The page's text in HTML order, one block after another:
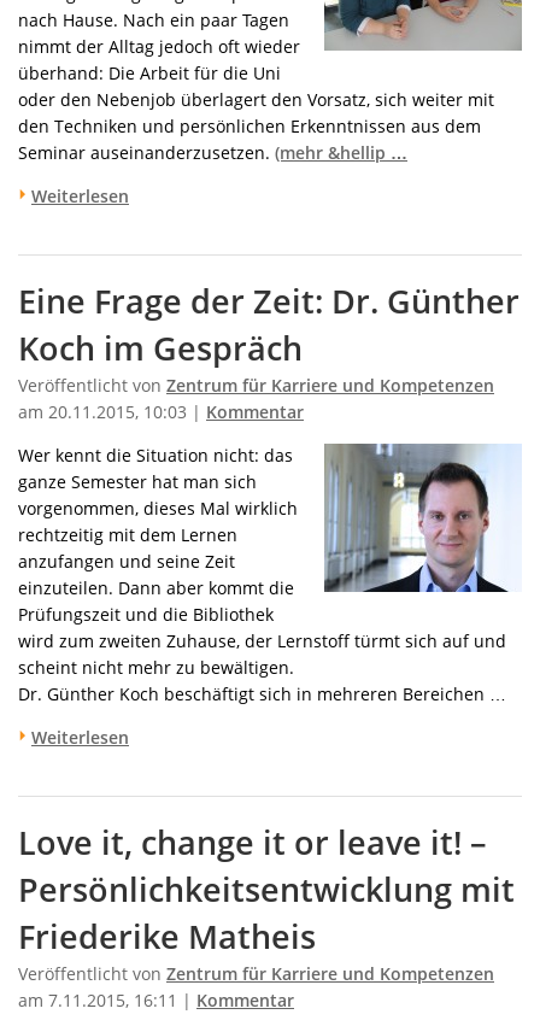
nach Hause. Nach ein paar Tagen
nimmt der Alltag jedoch oft wieder
überhand: Die Arbeit für die Uni
oder den Nebenjob überlagert den Vorsatz, sich weiter mit
den Techniken und persönlichen Erkenntnissen aus dem
Seminar auseinanderzusetzen. (mehr &hellip …
Weiterlesen
Eine Frage der Zeit: Dr. Günther
Koch im Gespräch
Veröffentlicht von Zentrum für Karriere und Kompetenzen
am 20.11.2015, 10:03 | Kommentar
Wer kennt die Situation nicht: das
ganze Semester hat man sich
vorgenommen, dieses Mal wirklich
rechtzeitig mit dem Lernen
anzufangen und seine Zeit
einzuteilen. Dann aber kommt die
Prüfungszeit und die Bibliothek
wird zum zweiten Zuhause, der Lernstoff türmt sich auf und
scheint nicht mehr zu bewältigen.
Dr. Günther Koch beschäftigt sich in mehreren Bereichen …
Weiterlesen
Love it, change it or leave it! –
Persönlichkeitsentwicklung mit
Friederike Matheis
Veröffentlicht von Zentrum für Karriere und Kompetenzen
am 7.11.2015, 16:11 | Kommentar